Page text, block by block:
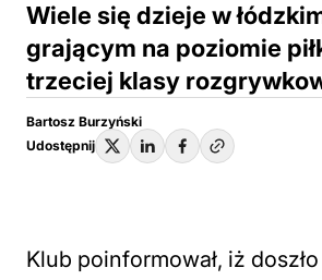
Wiele się dzieje w
grającym na poziomie
trzeciej klasy
Bartosz Burzyński
Udostępnij
Klub poinformował, iż